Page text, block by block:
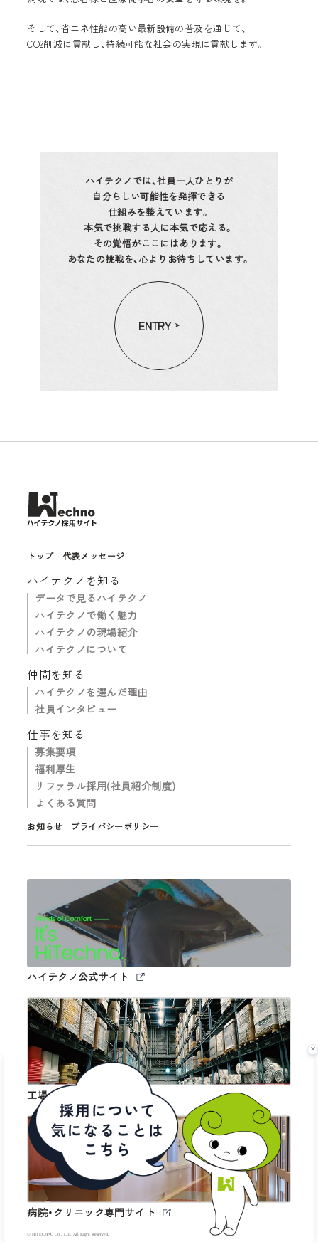
そして、省エネ性能の高い最新設備の普及を通じて、
CO2削減に貢献し、持続可能な社会の実現に貢献します。
ハイテクノでは、社員一人ひとりが
自分らしい可能性を発揮できる
仕組みを整えています。
本気で挑戦する人に本気で応える。
その覚悟がここにはあります。
あなたの挑戦を、 心よりお待ちしています。
ENTRY
トップ 代表メッセージ
ハイテクノを知る
データで見るハイテクノ
ハイテクノで働く魅力
ハイテクノの現場紹介
ハイテクノについて
仲間を知る
ハイテクノを選んだ理由
社員インタビュー
仕事を知る
募集要項
福利厚生
リファラル採用(社員紹介制度)
よくある質問
お知らせ プライバシーポリシー
ハイテクノ公式サイト
工場・倉庫専門サイト
病院・クリニック専門サイト
© HITECHNO Co., Ltd. All Right Reserved.